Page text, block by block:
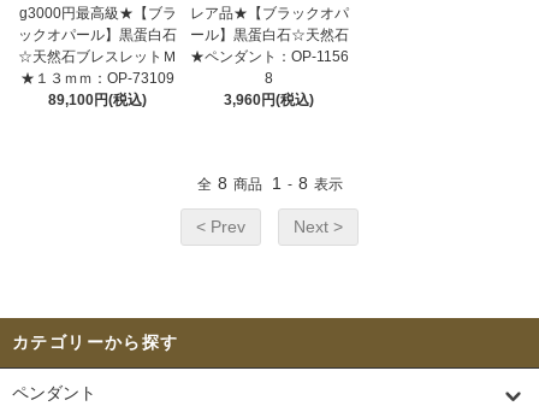
g3000円最高級★【ブラ
ックオパール】黒蛋白石
☆天然石ブレスレットＭ
★１３ｍｍ：OP-73109
89,100円(税込)
レア品★【ブラックオパ
ール】黒蛋白石☆天然石
★ペンダント：OP-1156
8
3,960円(税込)
全 8 商品 1 - 8 表示
< Prev Next >
カテゴリーから探す
ペンダント